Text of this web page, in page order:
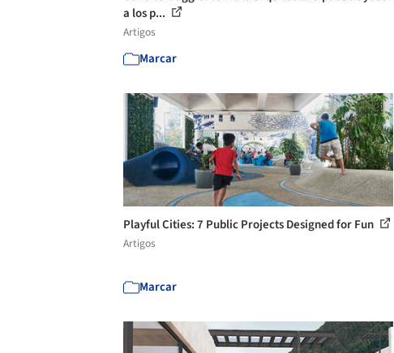
a los p...
Artigos
Marcar
Playful Cities: 7 Public Projects Designed for Fun
Artigos
Marcar